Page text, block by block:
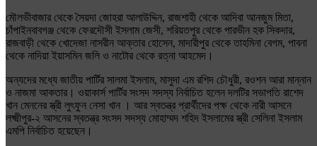
মৌলভীবাজার থেকে সৈয়দা জোহরা আলাউদ্দিন, রাজশাহী থেকে আদিবা আনজুম মিতা,
চাঁপাইনবাবগঞ্জ থেকে ফেরদৌসী ইসলাম জেসী, শরিয়তপুর থেকে পারভীন হক সিকদার,
রাজবাড়ী থেকে খোদেজা নাসরীন আক্তার হোসেন, মাদারীপুর থেকে তাহমিনা বেগম, পাবনা
থেকে নাদিয়া ইয়াসমিন জলি ও নাটোর থেকে রত্না আহমেদ।
অন্যদের মধ্যে জাতীয় পার্টির সালমা ইসলাম, মাসুদা এম রশিদ চৌধুরী, রওশন আরা মান্নান
ও নাজমা আকতার। ওয়াকার্স পার্টির সংসদ সদস্য নির্বাচিত হলেন দলটির সভাপতি রাশেদ
খান মেননের স্ত্রী লুৎফুন নেসা খান । আর স্বতন্ত্র প্রার্থীদের পক্ষ থেকে নারী আসনে
লক্ষ্মীপুর-২ আসনের স্বতন্ত্র সংসদ সদস্য মোহাম্মদ শহিদ ইসলামের স্ত্রী সেলিনা ইসলাম
এমপি নির্বাচিত হয়েছেন।